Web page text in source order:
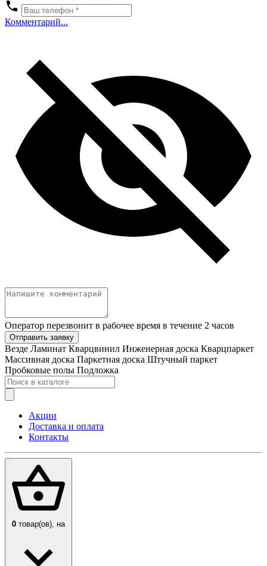
Комментарий...
Оператор перезвонит в рабочее время в течение 2 часов
Отправить заявку
Везде Ламинат Кварцвинил Инженерная доска Кварцпаркет
Массивная доска Паркетная доска Штучный паркет
Пробковые полы Подложка
Акции
Доставка и оплата
Контакты
0 товар(ов), на